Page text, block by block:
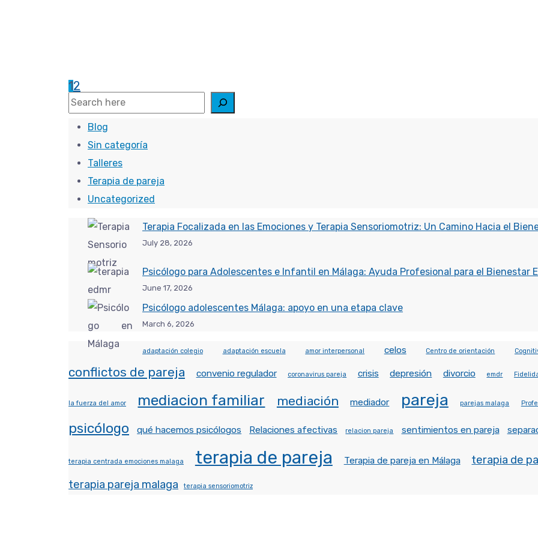
Read More
12
Search
Blog
Sin categoría
Talleres
Terapia de pareja
Uncategorized
Terapia Focalizada en las Emociones y Terapia Sensoriomotriz: Un Camino Hacia el
July 28, 2026
Psicólogo para Adolescentes e Infantil en Málaga: Ayuda Profesional para el Bienestar
June 17, 2026
Psicólogo adolescentes Málaga: apoyo en una etapa clave
March 6, 2026
adaptación colegio adaptación escuela amor interpersonal celos Centro de orientación
conflictos de pareja convenio regulador coronavirus pareja crisis depresión divorcio emdr
la fuerza del amor mediacion familiar mediación mediador pareja parejas malaga
psicólogo qué hacemos psicólogos Relaciones afectivas relacion pareja sentimientos en pareja
terapia centrada emociones malaga terapia de pareja Terapia de pareja en Málaga terapia de
terapia pareja malaga terapia sensoriomotriz